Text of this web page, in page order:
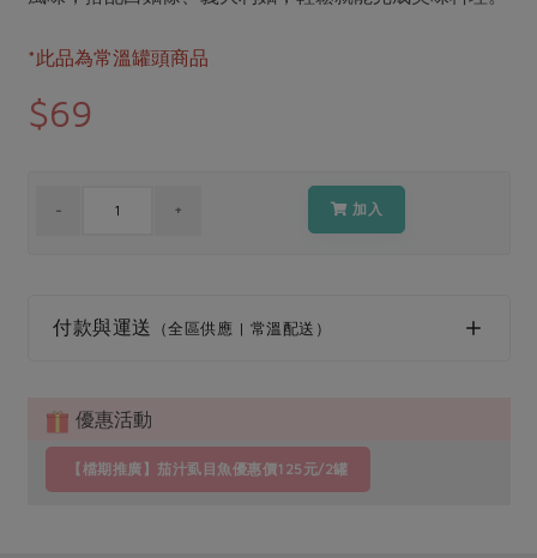
樂齡友善
*此品為常溫罐頭商品
$69
加入
付款與運送 （全區供應 | 常溫配送）
優惠活動
【檔期推廣】茄汁虱目魚優惠價125元/2罐